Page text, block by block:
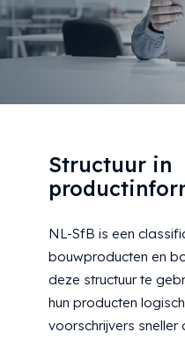
Structuur in
NL-SfB is een
bouwproducten en
deze structuur te
hun producten
voorschrijvers